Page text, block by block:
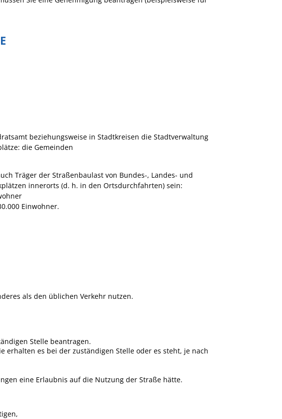
beziehungsweise in Stadtkreisen die Stadtverwaltung
die Gemeinden
Träger der Straßenbaulast von Bundes-, Landes- und
innerorts (d. h. in den Ortsdurchfahrten) sein:
Einwohner.
als den üblichen Verkehr nutzen.
Stelle beantragen.
erhalten es bei der zuständigen Stelle oder es steht, je nach
eine Erlaubnis auf die Nutzung der Straße hätte.